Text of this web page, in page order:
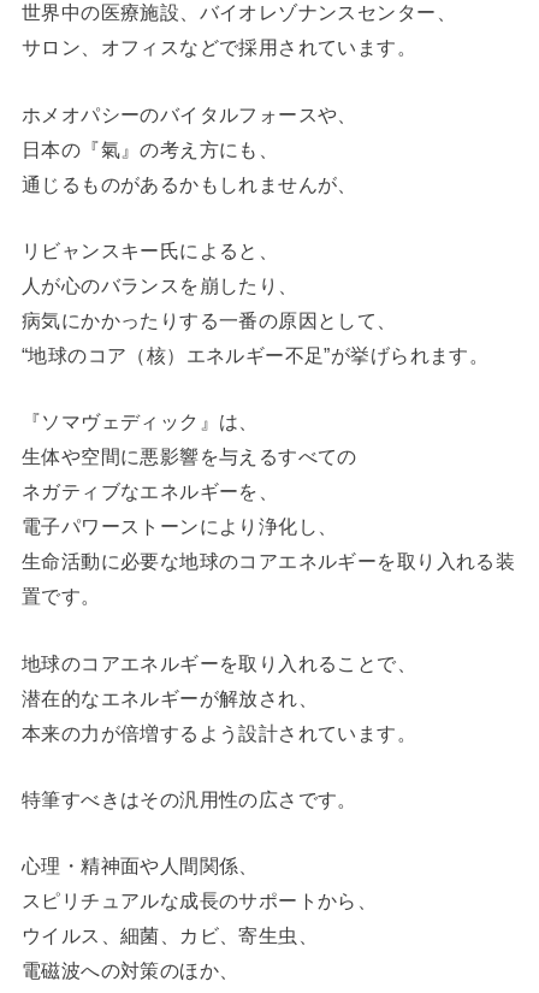
世界中の医療施設、バイオレゾナンスセンター、
サロン、オフィスなどで採用されています。
ホメオパシーのバイタルフォースや、
日本の『氣』の考え方にも、
通じるものがあるかもしれませんが、
リビャンスキー氏によると、
人が心のバランスを崩したり、
病気にかかったりする一番の原因として、
“地球のコア（核）エネルギー不足”が挙げられます。
『ソマヴェディック』は、
生体や空間に悪影響を与えるすべての
ネガティブなエネルギーを、
電子パワーストーンにより浄化し、
生命活動に必要な地球のコアエネルギーを取り入れる装
置です。
地球のコアエネルギーを取り入れることで、
潜在的なエネルギーが解放され、
本来の力が倍増するよう設計されています。
特筆すべきはその汎用性の広さです。
心理・精神面や人間関係、
スピリチュアルな成長のサポートから、
ウイルス、細菌、カビ、寄生虫、
電磁波への対策のほか、